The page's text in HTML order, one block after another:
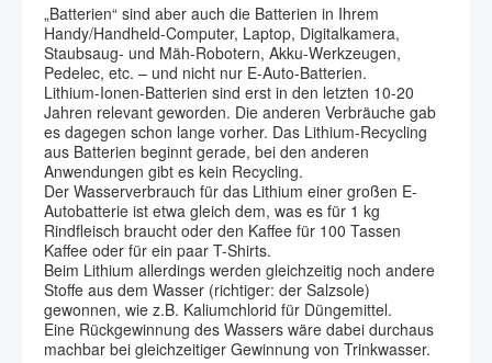
„Batterien“ sind aber auch die Batterien in Ihrem
Handy/Handheld-Computer, Laptop, Digitalkamera,
Staubsaug- und Mäh-Robotern, Akku-Werkzeugen,
Pedelec, etc. – und nicht nur E-Auto-Batterien.
Lithium-Ionen-Batterien sind erst in den letzten 10-20
Jahren relevant geworden. Die anderen Verbräuche gab
es dagegen schon lange vorher. Das Lithium-Recycling
aus Batterien beginnt gerade, bei den anderen
Anwendungen gibt es kein Recycling.
Der Wasserverbrauch für das Lithium einer großen E-
Autobatterie ist etwa gleich dem, was es für 1 kg
Rindfleisch braucht oder den Kaffee für 100 Tassen
Kaffee oder für ein paar T-Shirts.
Beim Lithium allerdings werden gleichzeitig noch andere
Stoffe aus dem Wasser (richtiger: der Salzsole)
gewonnen, wie z.B. Kaliumchlorid für Düngemittel.
Eine Rückgewinnung des Wassers wäre dabei durchaus
machbar bei gleichzeitiger Gewinnung von Trinkwasser.